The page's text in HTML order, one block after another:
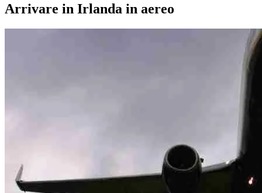
Arrivare in Irlanda in aereo